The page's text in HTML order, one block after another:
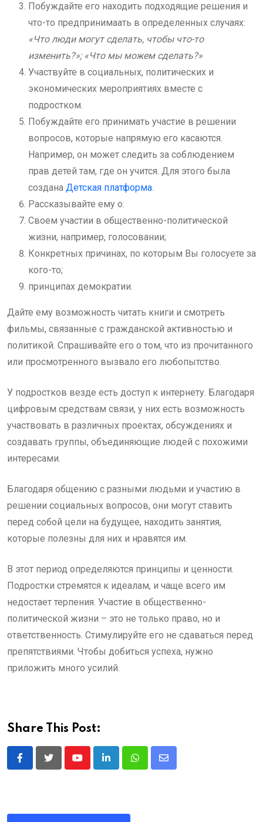
Побуждайте его находить подходящие решения и
что-то предпринимаать в определенных случаях:
«Что люди могут сделать, чтобы что-то
изменить?»; «Что мы можем сделать?»
Участвуйте в социальных, политических и
экономических мероприятиях вместе с
подростком.
Побуждайте его принимать участие в решении
вопросов, которые напрямую его касаются.
Например, он может следить за соблюдением
прав детей там, где он учится. Для этого была
создана Детская платформа.
Рассказывайте ему о:
Своем участии в общественно-политической
жизни, например, голосовании;
Конкретных причинах, по которым Вы голосуете за
кого-то;
принципах демократии.
Дайте ему возможность читать книги и смотреть
фильмы, связанные с гражданской активностью и
политикой. Спрашивайте его о том, что из прочитанного
или просмотренного вызвало его любопытство.
У подростков везде есть доступ к интернету. Благодаря
цифровым средствам связи, у них есть возможность
участвовать в различных проектах, обсуждениях и
создавать группы, объединяющие людей с похожими
интересами.
Благодаря общению с разными людьми и участию в
решении социальных вопросов, они могут ставить
перед собой цели на будущее, находить занятия,
которые полезны для них и нравятся им.
В этот период определяются принципы и ценности.
Подростки стремятся к идеалам, и чаще всего им
недостает терпения. Участие в общественно-
политической жизни – это не только право, но и
ответственность. Стимулируйте его не сдаваться перед
препятствиями. Чтобы добиться успеха, нужно
приложить много усилий.
Share This Post:
YoutubeLinkedInWhatsappShare